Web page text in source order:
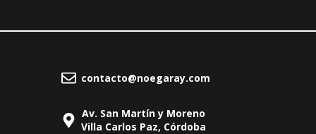
contacto@noegaray.com
Av. San Martín y Moreno
Villa Carlos Paz, Córdoba